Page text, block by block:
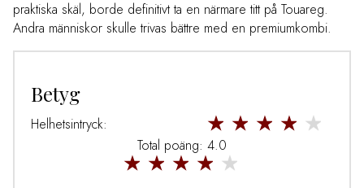
praktiska skäl, borde definitivt ta en närmare titt på Touareg.
Andra människor skulle trivas bättre med en premiumkombi.
Betyg
Helhetsintryck:
Total poäng: 4.0